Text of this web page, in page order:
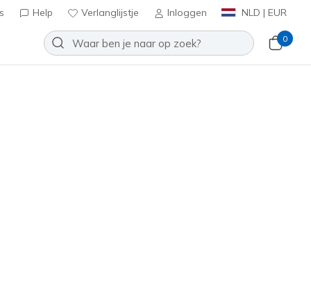
Help Verlanglijstje Inloggen NLD | EUR
0